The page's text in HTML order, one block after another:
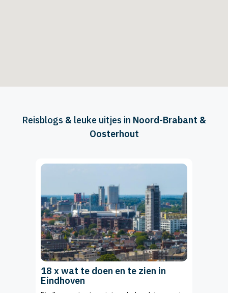
Reisblogs & leuke uitjes in Noord-Brabant &
Oosterhout
18 x wat te doen en te zien in
Eindhoven